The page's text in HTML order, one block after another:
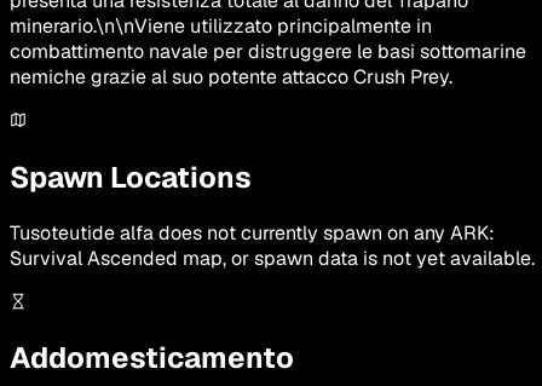
minerario.\n\nViene utilizzato principalmente in
combattimento navale per distruggere le basi sottomarine
nemiche grazie al suo potente attacco Crush Prey.
Spawn Locations
Tusoteutide alfadoes not currently spawn on any ARK:
Survival Ascended map, or spawn data is not yet available.
Addomesticamento